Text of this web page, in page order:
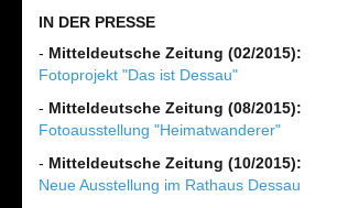
IN DER PRESSE
- Mitteldeutsche Zeitung (02/2015):
Fotoprojekt "Das ist Dessau"
- Mitteldeutsche Zeitung (08/2015):
Fotoausstellung "Heimatwanderer"
- Mitteldeutsche Zeitung (10/2015):
Neue Ausstellung im Rathaus Dessau